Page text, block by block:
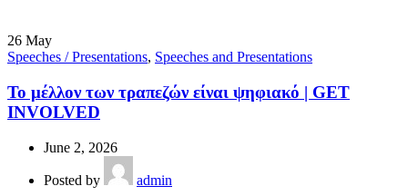
26 May
Speeches / Presentations, Speeches and Presentations
Το μέλλον των τραπεζών είναι ψηφιακό | GET
INVOLVED
June 2, 2026
Posted by
admin